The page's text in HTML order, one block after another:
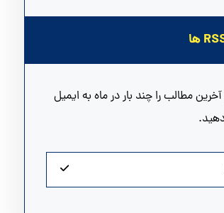
مطالب را چند بار در ماه به ایمیل